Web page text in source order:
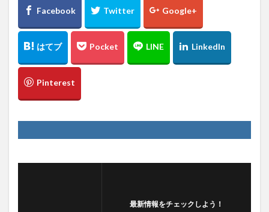
最新情報をチェックしよう！